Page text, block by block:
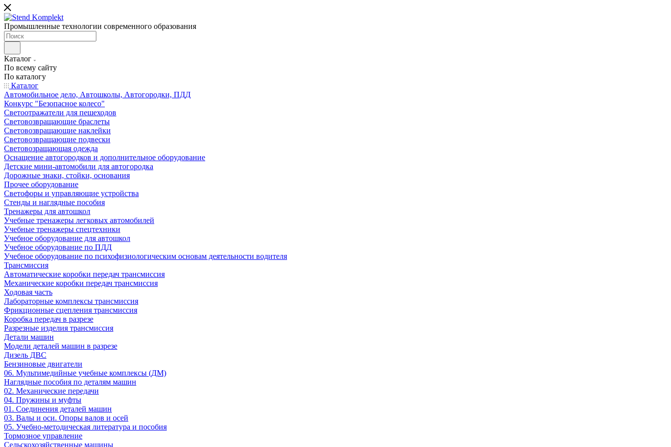
Промышленные технологии современного образования
Каталог
По всему сайту
По каталогу
Каталог
Автомобильное дело, Автошколы, Автогородки, ПДД
Конкурс "Безопасное колесо"
Светоотражатели для пешеходов
Световозвращающие браслеты
Световозвращающие наклейки
Световозвращающие подвески
Световозращающая одежда
Оснащение автогородков и дополнительное оборудование
Детские мини-автомобили для автогородка
Дорожные знаки, стойки, основания
Прочее оборудование
Светофоры и управляющие устройства
Стенды и наглядные пособия
Тренажеры для автошкол
Учебные тренажеры легковых автомобилей
Учебные тренажеры спецтехники
Учебное оборудование для автошкол
Учебное оборудование по ПДД
Учебное оборудование по психофизиологическим основам деятельности водителя
Трансмиссия
Автоматические коробки передач трансмиссия
Механические коробки передач трансмиссия
Ходовая часть
Лабораторные комплексы трансмиссия
Фрикционные сцепления трансмиссия
Коробка передач в разрезе
Разрезные изделия трансмиссия
Детали машин
Модели деталей машин в разрезе
Дизель ДВС
Бензиновые двигатели
06. Мультимедийные учебные комплексы (ДМ)
Наглядные пособия по деталям машин
02. Механические передачи
04. Пружины и муфты
01. Соединения деталей машин
03. Валы и оси. Опоры валов и осей
05. Учебно-методическая литература и пособия
Тормозное управление
Сельскохозяйственные машины